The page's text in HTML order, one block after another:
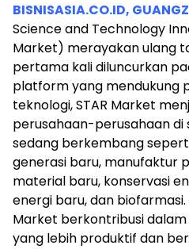
BISNISASIA.CO.ID,
Science and Technology
Market) merayakan ulang
pertama kali diluncurkan
platform yang mendukung
teknologi, STAR Market
perusahaan-perusahaan
sedang berkembang
generasi baru, manufaktur
material baru, konservasi
energi baru, dan biofarmasi.
Market berkontribusi
yang lebih produktif dan